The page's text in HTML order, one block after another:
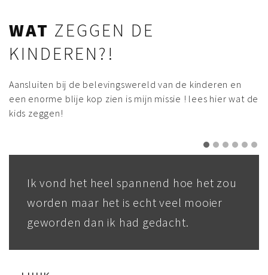
WAT ZEGGEN DE
KINDEREN?!
Aansluiten bij de belevingswereld van de kinderen en
een enorme blije kop zien is mijn missie ! lees hier wat de
kids zeggen!
vond het heel spannend hoe het zou
maar het is echt veel mooier
dan ik had gedacht.